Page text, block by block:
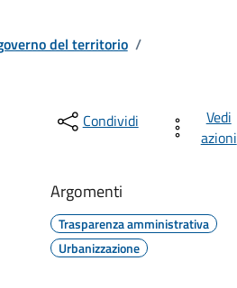
del territorio /
Condividi
Vedi
azioni
Argomenti
Trasparenza amministrativa
Urbanizzazione